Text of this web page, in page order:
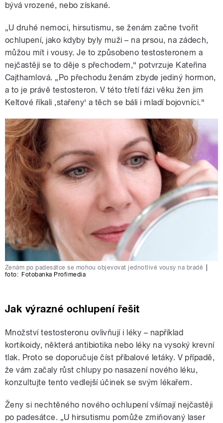
bývá vrozené, nebo získané.
„U druhé nemoci, hirsutismu, se ženám začne tvořit
ochlupení, jako kdyby byly muži – na prsou, na zádech,
můžou mít i vousy. Je to způsobeno testosteronem a
nejčastěji se to děje s přechodem,“ potvrzuje Kateřina
Cajthamlová. „Po přechodu ženám zbyde jediný hormon,
a to je právě testosteron. V této třetí fázi věku žen jim
Keltové říkali ‚stařeny‘ a těch se báli i mladí bojovníci.“
Ženám po padesátce se mohou objevovat jednotlivé vousy na bradě
foto: Fotobanka Profimedia
Jak výrazné ochlupení řešit
Množství testosteronu ovlivňují i léky – například
kortikoidy, některá antibiotika nebo léky na vysoký krevní
tlak. Proto se doporučuje číst příbalové letáky. V případě,
že vám začaly růst chlupy po nasazení nového léku,
konzultujte tento vedlejší účinek se svým lékařem.
Ženy si nechtěného nového ochlupení všímají nejčastěji
po padesátce. „U hirsutismu pomůže zmiňovaný laser